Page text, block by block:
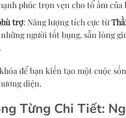
phúc trọn vẹn cho tổ ấm của
trợ: Năng lượng tích cực từ
những người tốt bụng, sẵn lòng
để bạn kiến tạo một cuộc
diện.
Từng Chi Tiết: